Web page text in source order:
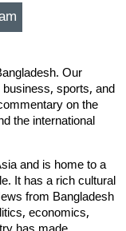
Our
sports, and
on the
the international
and is home to a
It has a rich cultural
from Bangladesh
economics,